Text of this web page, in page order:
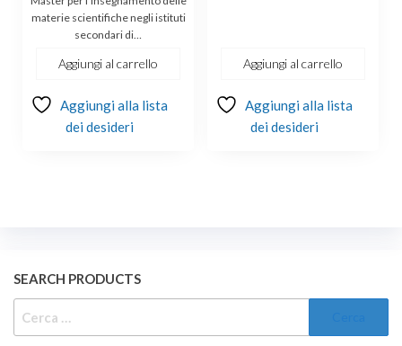
materie scientifiche negli istituti
secondari di…
Aggiungi al carrello
Aggiungi alla lista
dei desideri
Aggiungi al carrello
Aggiungi alla lista
dei desideri
SEARCH PRODUCTS